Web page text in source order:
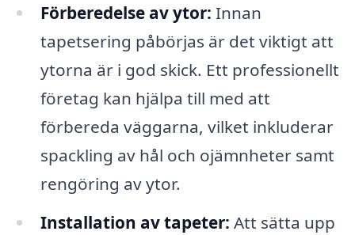
Förberedelse av ytor: Innan
tapetsering påbörjas är det viktigt att
ytorna är i god skick. Ett professionellt
företag kan hjälpa till med att
förbereda väggarna, vilket inkluderar
spackling av hål och ojämnheter samt
rengöring av ytor.
Installation av tapeter: Att sätta upp